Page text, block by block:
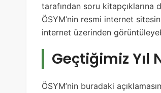
tarafından soru kitapçıklarına
ÖSYM’nin resmi internet
internet üzerinden
Geçtiğimiz Yıl
ÖSYM’nin buradaki